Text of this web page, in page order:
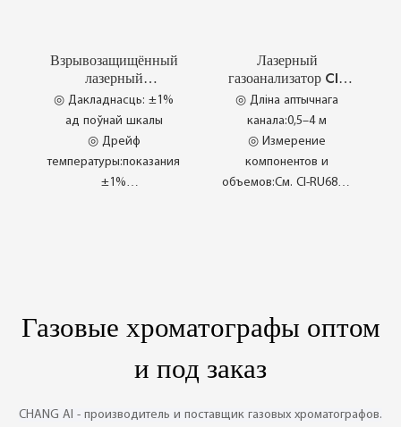
прадукцыйнасць галіны
◎ CHANG AI Якасць
абслугоўвання
Взрывозащищённый
лазерный
газоанализатор CI-
PC68 / -1
◎ Дакладнасць: ±1%
ад поўнай шкалы
◎ Дрейф
температуры:показания
±1%
Лазерный
газоанализатор CI-
PC6500
◎ Дліна аптычнага
канала:0,5–4 м
◎ Измерение
компонентов и
объемов:См. CI-RU68/-1
распрацоўцы прадукту
◎ Сістэма модульнага
праектавання
Газовые хроматографы оптом
и под заказ
CHANG AI - производитель и поставщик газовых хроматографов.